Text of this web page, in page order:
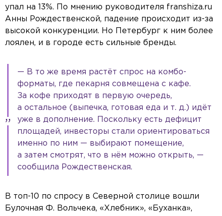
упал на 13%. По мнению руководителя franshiza.ru
Анны Рождественской, падение происходит из-за
высокой конкуренции. Но Петербург к ним более
лоялен, и в городе есть сильные бренды.
— В то же время растёт спрос на комбо-
форматы, где пекарня совмещена с кафе.
За кофе приходят в первую очередь,
а остальное (выпечка, готовая еда и т. д.) идёт
уже в дополнение. Поскольку есть дефицит
площадей, инвесторы стали ориентироваться
именно по ним — выбирают помещение,
а затем смотрят, что в нём можно открыть, —
сообщила Рождественская.
В топ-10 по спросу в Северной столице вошли
Булочная Ф. Вольчека, «Хлебник», «Буханка»,